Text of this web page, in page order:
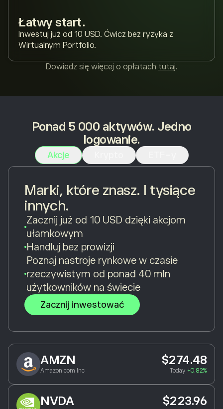
Łatwy start.
Inwestuj już od 10 USD. Ćwicz bez ryzyka z
Wirtualnym Portfolio.
Dowiedz się więcej o opłatach tutaj.
Ponad 5 000 aktywów. Jedno
logowanie.
Akcje
Marki, które znasz. I tysiące
innych.
Zacznij już od 10 USD dzięki akcjom
ułamkowym
Handluj bez prowizji
Poznaj nastroje rynkowe w czasie
rzeczywistym od ponad 40 mln
użytkowników na świecie
Zacznij inwestować
AMZN
Amazon.com Inc
$274.48
Today +0.82%
NVDA $223.96